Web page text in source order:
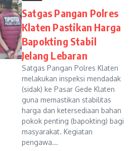
Satgas Pangan Polres
Klaten Pastikan Harga
Bapokting Stabil
Jelang Lebaran
Satgas Pangan Polres Klaten
melakukan inspeksi mendadak
(sidak) ke Pasar Gede Klaten
guna memastikan stabilitas
harga dan ketersediaan bahan
pokok penting (bapokting) bagi
masyarakat. Kegiatan
pengawa...